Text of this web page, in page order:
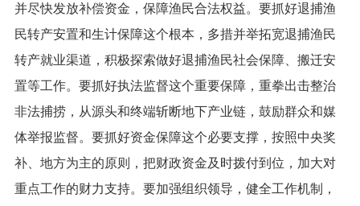
并尽快发放补偿资金，保障渔民合法权益。要抓好退捕渔
民转产安置和生计保障这个根本，多措并举拓宽退捕渔民
转产就业渠道，积极探索做好退捕渔民社会保障、搬迁安
置等工作。要抓好执法监督这个重要保障，重拳出击整治
非法捕捞，从源头和终端斩断地下产业链，鼓励群众和媒
体举报监督。要抓好资金保障这个必要支撑，按照中央奖
补、地方为主的原则，把财政资金及时拨付到位，加大对
重点工作的财力支持。要加强组织领导，健全工作机制，